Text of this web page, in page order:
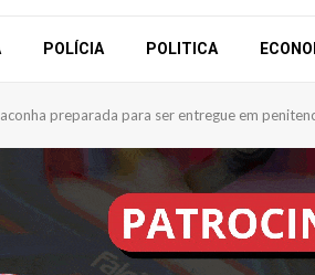
POLÍCIA POLITICA
preparada para ser entregue em